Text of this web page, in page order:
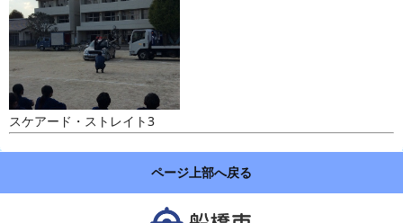
スケアード・ストレイト3
ページ上部へ戻る